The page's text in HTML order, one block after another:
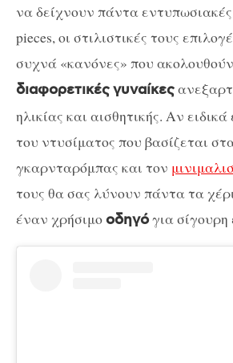
να δείχνουν πάντα
pieces, οι στιλιστικές τους
συχνά «κανόνες» που
διαφορετικέςγυναίκες
ηλικίας και αισθητικής. Αν ειδικά
του ντυσίματος που βασίζεται
γκαρνταρόμπας και τον
τους θα σας λύνουν πάντα τα
έναν χρήσιμοοδηγόγια σίγουρη